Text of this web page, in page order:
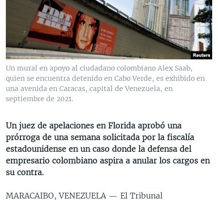
VENEZUELA
BRASIL
NICARAGUA
ECONOMÍA
ENTRETENIMIENTO Y CULTURA
TECNOLOGÍA
DEPORTES
CIENCIA Y SALUD
MULTIMEDIA
VIDEOS
FOTOGRAFÍA
AUDIOS
PROGRAMAS TV
EL MUNDO AL DÍA
FORO INTERAMERICANO
VISIÓN 360
LAS CLAVES
RADIO
AVANCE INFORMATIVO
AUDIONOTICIAS
BUENOS DÍAS AMÉRICA
EL MUNDO AL DÍA [RADIO]
FORO [RADIO]
DEPORTIVO INTERNACIONAL
DIRECT
DOCUMENTALES DE LA VOA
Learning English
SÍGANOS
Idiomas
Un mural en apoyo al ciudadano colombiano Alex Saab,
quien se encuentra detenido en Cabo Verde, es exhibido en
una avenida en Caracas, capital de Venezuela, en
septiembre de 2021.
Un juez de apelaciones en Florida aprobó una
prórroga de una semana solicitada por la fiscalía
estadounidense en un caso donde la defensa del
empresario colombiano aspira a anular los cargos en
su contra.
MARACAIBO, VENEZUELA — El Tribunal